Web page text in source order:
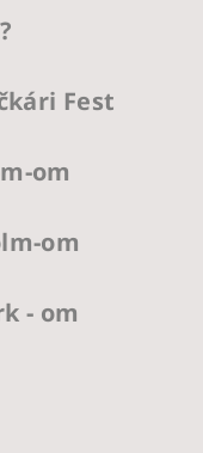
Fest
om
om
- om